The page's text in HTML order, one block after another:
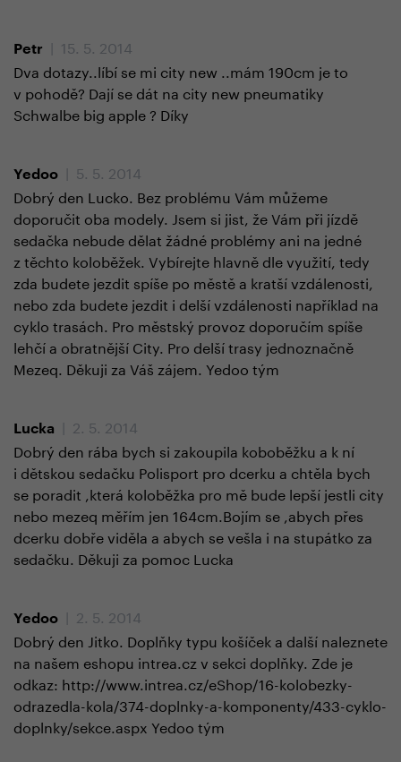
Petr
| 15. 5. 2014
Dva dotazy..líbí se mi city new ..mám 190cm je to
v pohodě? Dají se dát na city new pneumatiky
Schwalbe big apple ? Díky
Yedoo
| 5. 5. 2014
Dobrý den Lucko. Bez problému Vám můžeme
doporučit oba modely. Jsem si jist, že Vám při jízdě
sedačka nebude dělat žádné problémy ani na jedné
z těchto koloběžek. Vybírejte hlavně dle využití, tedy
zda budete jezdit spíše po městě a kratší vzdálenosti,
nebo zda budete jezdit i delší vzdálenosti například na
cyklo trasách. Pro městský provoz doporučím spíše
lehčí a obratnější City. Pro delší trasy jednoznačně
Mezeq. Děkuji za Váš zájem. Yedoo tým
Lucka
| 2. 5. 2014
Dobrý den rába bych si zakoupila koboběžku a k ní
i dětskou sedačku Polisport pro dcerku a chtěla bych
se poradit ,která koloběžka pro mě bude lepší jestli city
nebo mezeq měřím jen 164cm.Bojím se ,abych přes
dcerku dobře viděla a abych se vešla i na stupátko za
sedačku. Děkuji za pomoc Lucka
Yedoo
| 2. 5. 2014
Dobrý den Jitko. Doplňky typu košíček a další naleznete
na našem eshopu intrea.cz v sekci doplňky. Zde je
odkaz: http://www.intrea.cz/eShop/16-kolobezky-
odrazedla-kola/374-doplnky-a-komponenty/433-cyklo-
doplnky/sekce.aspx Yedoo tým